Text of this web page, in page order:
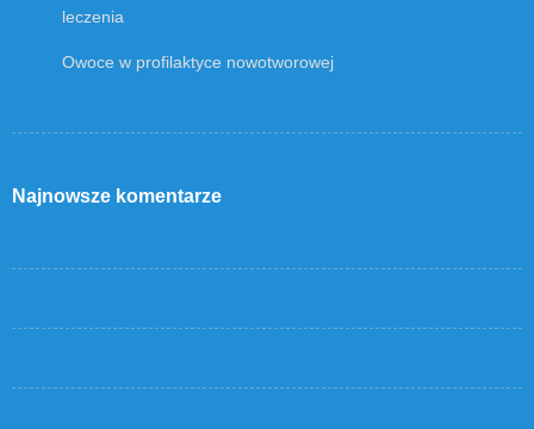
leczenia
Owoce w profilaktyce nowotworowej
Najnowsze komentarze